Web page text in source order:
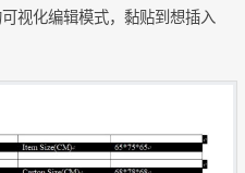
视化编辑模式，黏贴到想插入